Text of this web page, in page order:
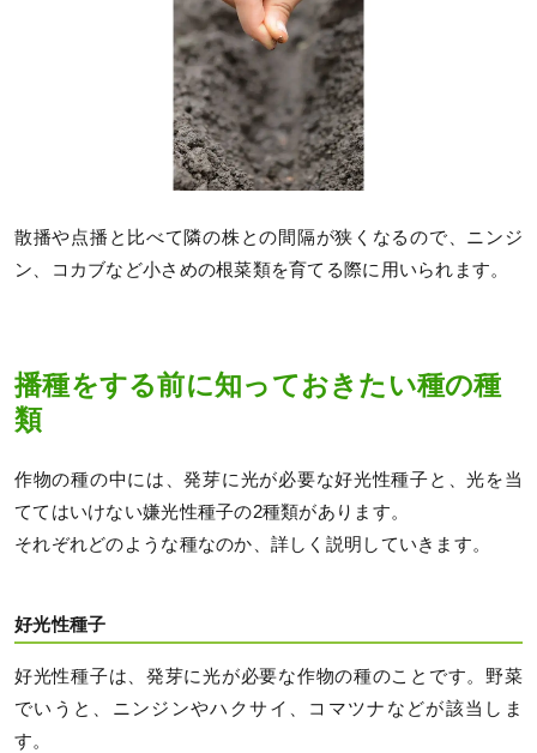
散播や点播と比べて隣の株との間隔が狭くなるので、ニンジ
ン、コカブなど小さめの根菜類を育てる際に用いられます。
播種をする前に知っておきたい種の種
類
作物の種の中には、発芽に光が必要な好光性種子と、光を当
ててはいけない嫌光性種子の2種類があります。
それぞれどのような種なのか、詳しく説明していきます。
好光性種子
好光性種子は、発芽に光が必要な作物の種のことです。野菜
でいうと、ニンジンやハクサイ、コマツナなどが該当しま
す。